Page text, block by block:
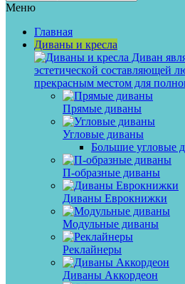
Меню
Главная
Диваны и кресла
Диван
эстетической составляющей
прекрасным местом для
Прямые диваны
Угловые диваны
Большие угловые
П-образные диваны
Диваны Еврокнижки
Модульные диваны
Реклайнеры
Диваны Аккордеон